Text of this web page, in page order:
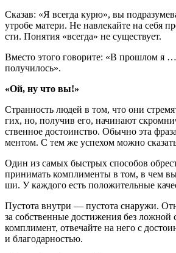
Ска­зав: «Я все­гда курю», вы
утро­бе ма­те­ри. Не на­вле­кай­те на себя
сти. По­ня­тия «все­гда» не су­ще­ству­ет.
Вме­сто этого го­во­ри­те: «В про­шлом я
по­лу­чи­лось».
«Ой, ну что вы!»
Стран­ность людей в том, что они
гих, но, по­лу­чив его, на­чи­на­ют
ствен­ное до­сто­ин­ство. Обыч­но эта
мен­том. С тем же успе­хом можно
Один из самых быст­рых спо­со­бов
при­ни­мать ком­пли­мен­ты в том, в чем
ши. У каж­до­го есть по­ло­жи­тель­ные
Пу­сто­та внут­ри — пу­сто­та сна­ру­жи.
за соб­ствен­ные до­сти­же­ния без
ком­пли­мент, от­ве­чай­те на него с
и бла­го­дар­но­стью.